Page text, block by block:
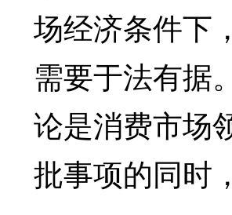
场经济条件下
需要于法有据
论是消费市场
批事项的同时